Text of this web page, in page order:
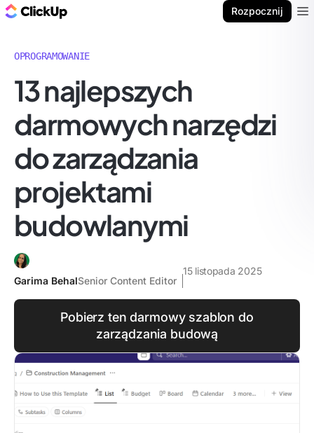
Rozpocznij
OPROGRAMOWANIE
13 najlepszych
darmowych narzędzi
do zarządzania
projektami
budowlanymi
Garima BehalSenior Content Editor
15 listopada 2025
Pobierz ten darmowy szablon do
zarządzania budową